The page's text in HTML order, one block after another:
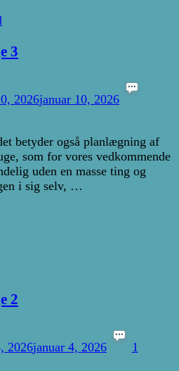
3
2026januar 10, 2026
betyder også planlægning af
som for vores vedkommende
uden en masse ting og
i sig selv, …
2
2026januar 4, 2026
1